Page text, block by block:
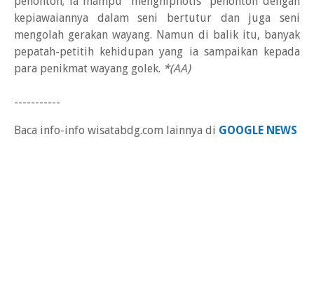
kepiawaiannya dalam seni bertutur dan juga seni
mengolah gerakan wayang. Namun di balik itu, banyak
pepatah-petitih kehidupan yang ia sampaikan kepada
para penikmat wayang golek. *(AA)
-----------
Baca info-info wisatabdg.com lainnya di GOOGLE NEWS